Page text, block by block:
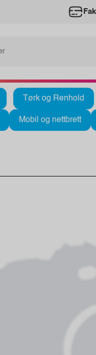
Tørk og Renhold
Mobil og nettbrett